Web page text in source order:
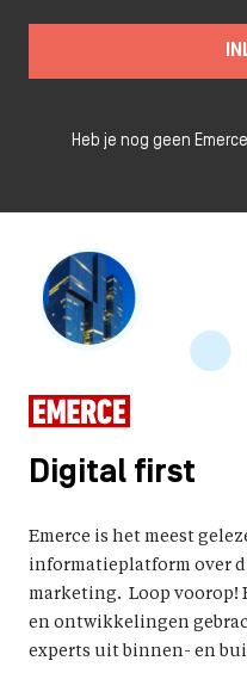
Digital first
Emerce is het meest
informatieplatform over
marketing. Loop voorop!
en ontwikkelingen
experts uit binnen- en
Heb je nog geen